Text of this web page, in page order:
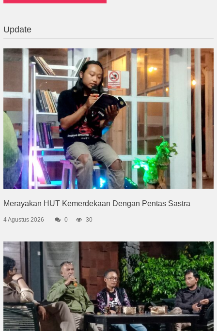
Update
Merayakan HUT Kemerdekaan Dengan Pentas Sastra
4 Agustus 2026 0 30